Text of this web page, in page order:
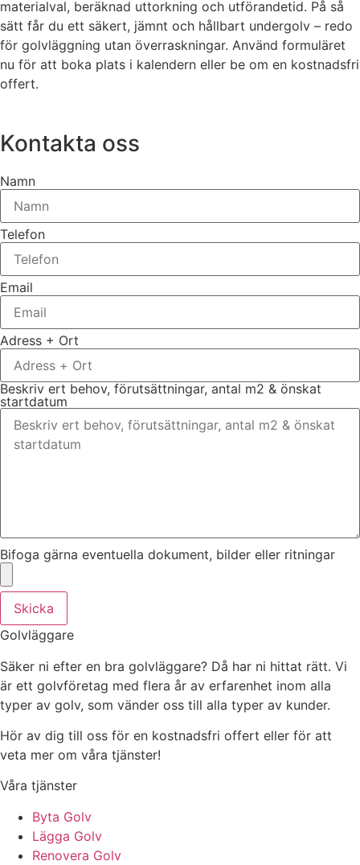
materialval, beräknad uttorkning och utförandetid. På så
sätt får du ett säkert, jämnt och hållbart undergolv – redo
för golvläggning utan överraskningar. Använd formuläret
nu för att boka plats i kalendern eller be om en kostnadsfri
offert.
Kontakta oss
Namn
Telefon
Email
Adress + Ort
Beskriv ert behov, förutsättningar, antal m2 & önskat
startdatum
Bifoga gärna eventuella dokument, bilder eller ritningar
Skicka
Golvläggare
Säker ni efter en bra golvläggare? Då har ni hittat rätt. Vi
är ett golvföretag med flera år av erfarenhet inom alla
typer av golv, som vänder oss till alla typer av kunder.
Hör av dig till oss för en kostnadsfri offert eller för att
veta mer om våra tjänster!
Våra tjänster
Byta Golv
Lägga Golv
Renovera Golv